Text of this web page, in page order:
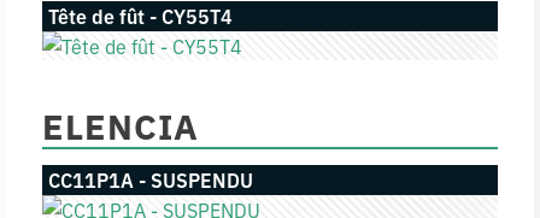
Tête de fût - CY55T4
ELENCIA
CC11P1A - SUSPENDU